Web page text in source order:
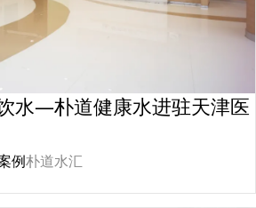
水—朴道健康水进驻天津医
例朴道水汇